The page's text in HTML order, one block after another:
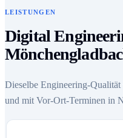
LEISTUNGEN
Digital
Dieselbe Engineering-
und mit Vor-Ort-Terminen in